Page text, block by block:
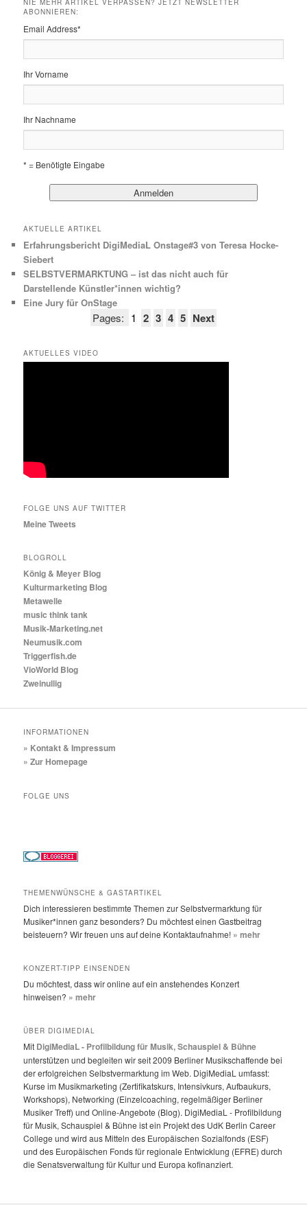
NIE MEHR ARTIKEL VERPASSEN? JETZT NEWSLETTER
ABONNIEREN:
Email Address*
Ihr Vorname
Ihr Nachname
* = Benötigte Eingabe
AKTUELLE ARTIKEL
Erfahrungsbericht DigiMediaL Onstage#3 von Teresa Hocke-
Siebert
SELBSTVERMARKTUNG – ist das nicht auch für
Darstellende Künstler*innen wichtig?
Eine Jury für OnStage
Pages: 1 2 3 4 5 Next
AKTUELLES VIDEO
FOLGE UNS AUF TWITTER
Meine Tweets
BLOGROLL
König & Meyer Blog
Kulturmarketing Blog
Metawelle
music think tank
Musik-Marketing.net
Neumusik.com
Triggerfish.de
VioWorld Blog
Zweinullig
INFORMATIONEN
» Kontakt & Impressum
» Zur Homepage
FOLGE UNS
THEMENWÜNSCHE & GASTARTIKEL
Dich interessieren bestimmte Themen zur Selbstvermarktung für
Musiker*innen ganz besonders? Du möchtest einen Gastbeitrag
beisteuern? Wir freuen uns auf deine Kontaktaufnahme! » mehr
KONZERT-TIPP EINSENDEN
Du möchtest, dass wir online auf ein anstehendes Konzert
hinweisen? » mehr
ÜBER DIGIMEDIAL
Mit DigiMediaL - Profilbildung für Musik, Schauspiel & Bühne
unterstützen und begleiten wir seit 2009 Berliner Musikschaffende bei
der erfolgreichen Selbstvermarktung im Web. DigiMediaL umfasst:
Kurse im Musikmarketing (Zertifikatskurs, Intensivkurs, Aufbaukurs,
Workshops), Networking (Einzelcoaching, regelmäßiger Berliner
Musiker Treff) und Online-Angebote (Blog). DigiMediaL - Profilbildung
für Musik, Schauspiel & Bühne ist ein Projekt des UdK Berlin Career
College und wird aus Mitteln des Europäischen Sozialfonds (ESF)
und des Europäischen Fonds für regionale Entwicklung (EFRE) durch
die Senatsverwaltung für Kultur und Europa kofinanziert.